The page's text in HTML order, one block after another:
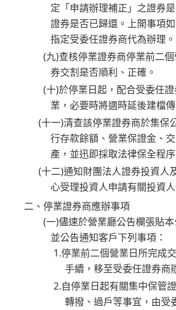
定「申請辦理補正」之證券
證券是否已歸還。上開事項
指定受委任證券商代為辦理。
(九)查核停業證券商停業前二
券交割是否順利、正確。
(十)於停業日起，配合受委任
業，必要時將適時延後建檔
(十一)清查該停業證券商於集保
行存款餘額、營業保證金、
產，並迅即採取法律保全程序
(十二)通知財團法人證券投資人
心受理投資人申請有關投資
二、停業證券商應辦事項
(一)儘速於營業廳公告欄張貼
並公告通知客戶下列事項：
1.停業前二個營業日所完成
手續，移至受委任證券商
2.自停業日起有關集中保管
轉撥、過戶等事宜，由受